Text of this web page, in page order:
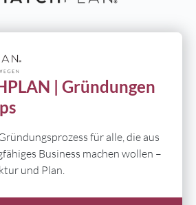
| Gründungen
für alle, die aus
Business machen wollen –
und Plan.